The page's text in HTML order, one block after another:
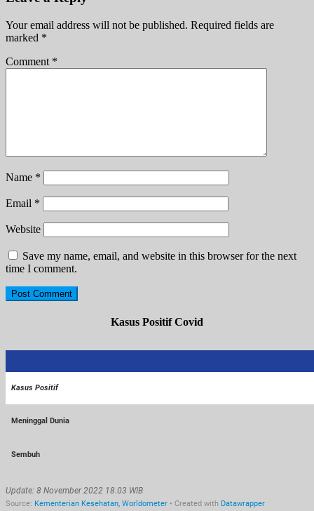
Your email address will not be published. Required fields are
marked *
Comment *
Name *
Email *
Website
Save my name, email, and website in this browser for the next
time I comment.
Kasus Positif Covid